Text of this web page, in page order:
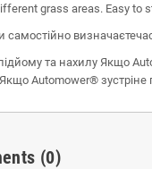
grass areas. Easy to
самостійно
та нахилу Якщо
Automower®
(0)